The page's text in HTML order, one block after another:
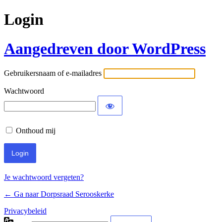
Login
Aangedreven door WordPress
Gebruikersnaam of e-mailadres
Wachtwoord
Onthoud mij
Je wachtwoord vergeten?
← Ga naar Dorpsraad Serooskerke
Privacybeleid